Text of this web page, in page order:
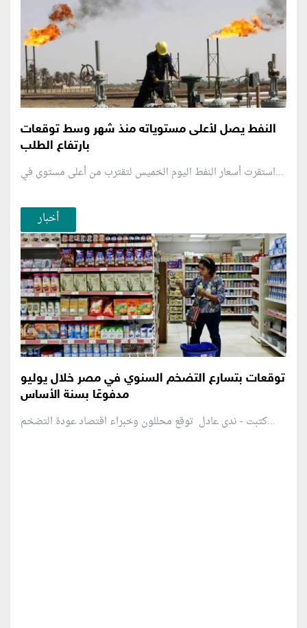
النفط يصل لأعلى مستوياته منذ شهر وسط توقعات
بارتفاع الطلب
استقرت أسعار النفط اليوم الخميس لتقترب من أعلى مستوى في...
أخبار
توقعات بتسارع التضخم السنوي في مصر خلال يوليو
مدفوعًا بسنة الأساس
كتبت - ندى عادل توقع محللون وخبراء اقتصاد عودة التضخم...